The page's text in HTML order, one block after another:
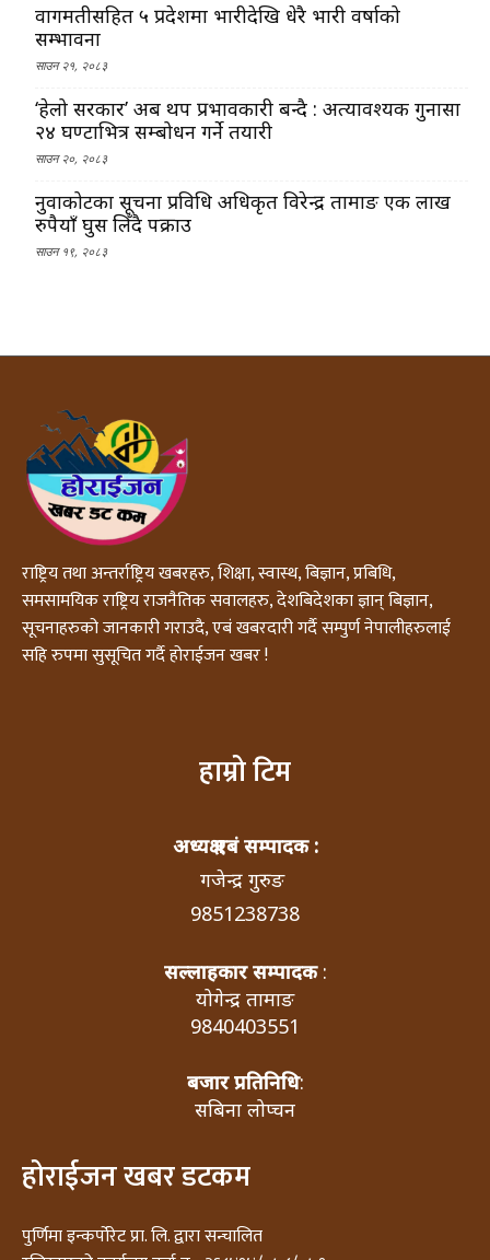
वागमतीसहित ५ प्रदेशमा भारीदेखि धेरै भारी वर्षाको
सम्भावना
साउन २१, २०८३
‘हेलो सरकार’ अब थप प्रभावकारी बन्दै : अत्यावश्यक गुनासा
२४ घण्टाभित्र सम्बोधन गर्ने तयारी
साउन २०, २०८३
नुवाकोटका सूचना प्रविधि अधिकृत विरेन्द्र तामाङ एक लाख
रुपैयाँ घुस लिँदै पक्राउ
साउन १९, २०८३
राष्ट्रिय तथा अन्तर्राष्ट्रिय खबरहरु, शिक्षा, स्वास्थ, बिज्ञान, प्रबिधि,
समसामयिक राष्ट्रिय राजनैतिक सवालहरु, देशबिदेशका ज्ञान् बिज्ञान,
सूचनाहरुको जानकारी गराउदै, एबं खबरदारी गर्दै सम्पुर्ण नेपालीहरुलाई
सहि रुपमा सुसूचित गर्दै होराईजन खबर !
हाम्रो टिम
अध्यक्ष एबं सम्पादक :
गजेन्द्र गुरुङ
9851238738
सल्लाहकार सम्पादक:
योगेन्द्र तामाङ
9840403551
बजार प्रतिनिधि:
सबिना लोप्चन
होराईजन खबर डटकम
पुर्णिमा इन्कर्पोरेट प्रा. लि. द्वारा सन्चालित